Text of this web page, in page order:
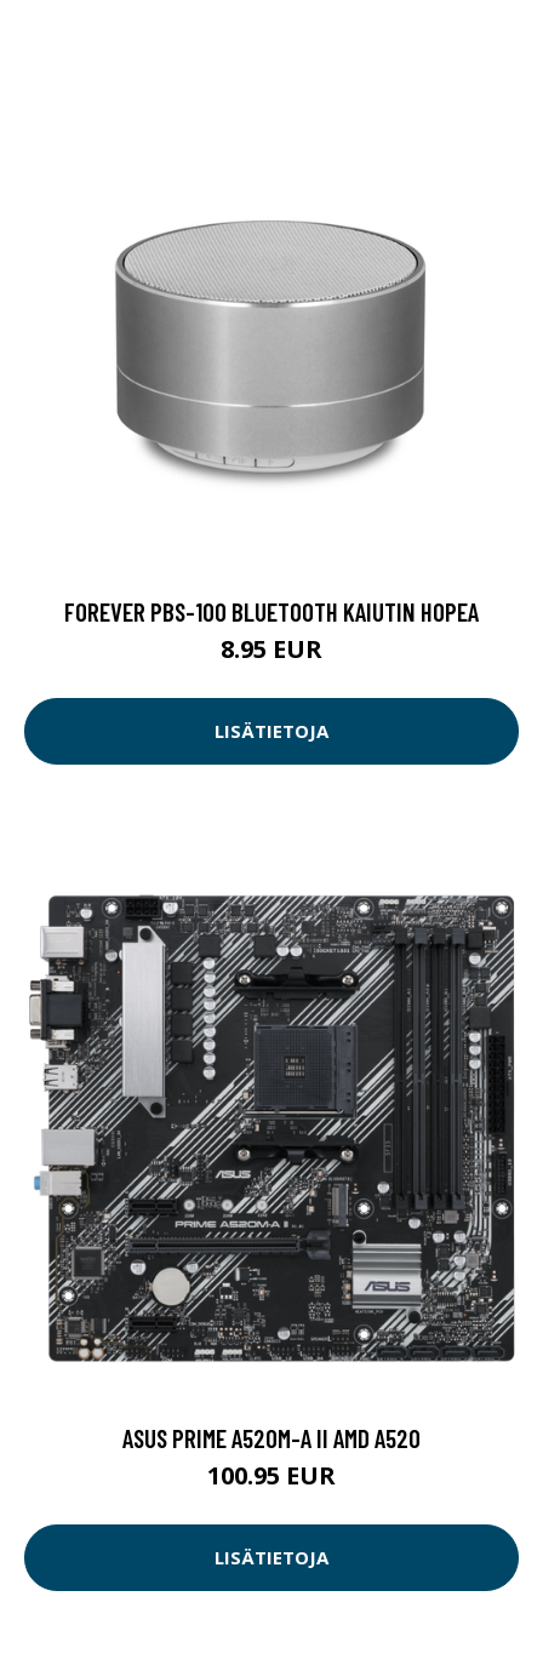
FOREVER PBS-100 BLUETOOTH KAIUTIN HOPEA
8.95 EUR
LISÄTIETOJA
ASUS PRIME A520M-A II AMD A520
100.95 EUR
LISÄTIETOJA